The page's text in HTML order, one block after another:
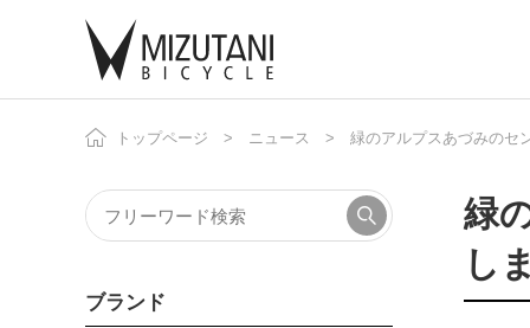
自
トップページ ニュース 緑のアルプスあづみのセ
緑
し
ブランド